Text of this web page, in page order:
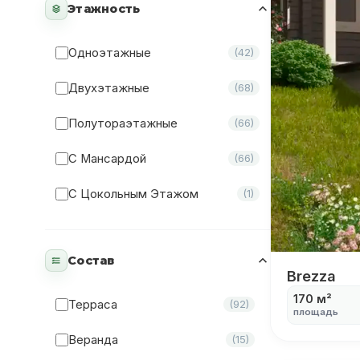
Этажность
Одноэтажные (42)
Двухэтажные (68)
Полутораэтажные (66)
С Мансардой (66)
С Цокольным Этажом (1)
Состав
Терраса (92)
Веранда (15)
Brezza
Brezza
170 м²
площадь